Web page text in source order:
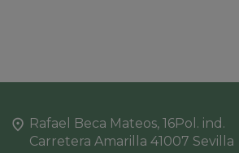
Rafael Beca Mateos, 16Pol. ind.
Carretera Amarilla 41007 Sevilla